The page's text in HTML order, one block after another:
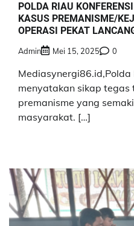
POLDA RIAU
KASUS PREMANISME/
OPERASI PEKAT
Admin Mei 15, 2025 0
menyatakan sikap
premanisme yang
masyarakat. […]